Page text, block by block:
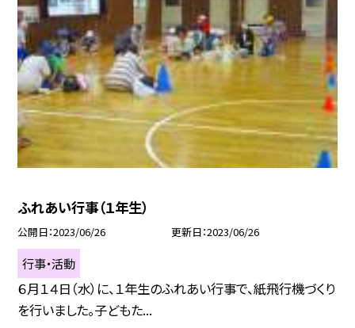
ふれあい行事（１年生）
公開日 2023/06/26 更新日 2023/06/26
行事・活動
６月１４日（水）に、１年生のふれあい行事で、紙飛行機づくり
を行いました。子どもた...